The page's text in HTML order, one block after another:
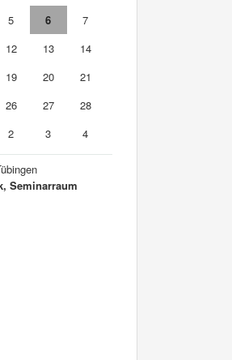
5 6
7
12 13
14
19 20
21
26 27
28
2 3 4
Seminarraum